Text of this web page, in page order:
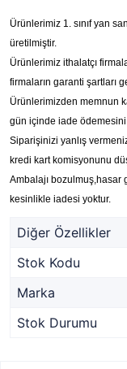
Ürünlerimiz 1. sınıf yan
üretilmiştir.
Ürünlerimiz ithalatçı
firmaların garanti şartları
Ürünlerimizden memnun
gün içinde iade
Siparişinizi yanlış
kredi kart komisyonunu
Ambalajı bozulmuş,hasar
kesinlikle iadesi yoktur.
Diğer Özellikler
Stok Kodu
Marka
Stok Durumu